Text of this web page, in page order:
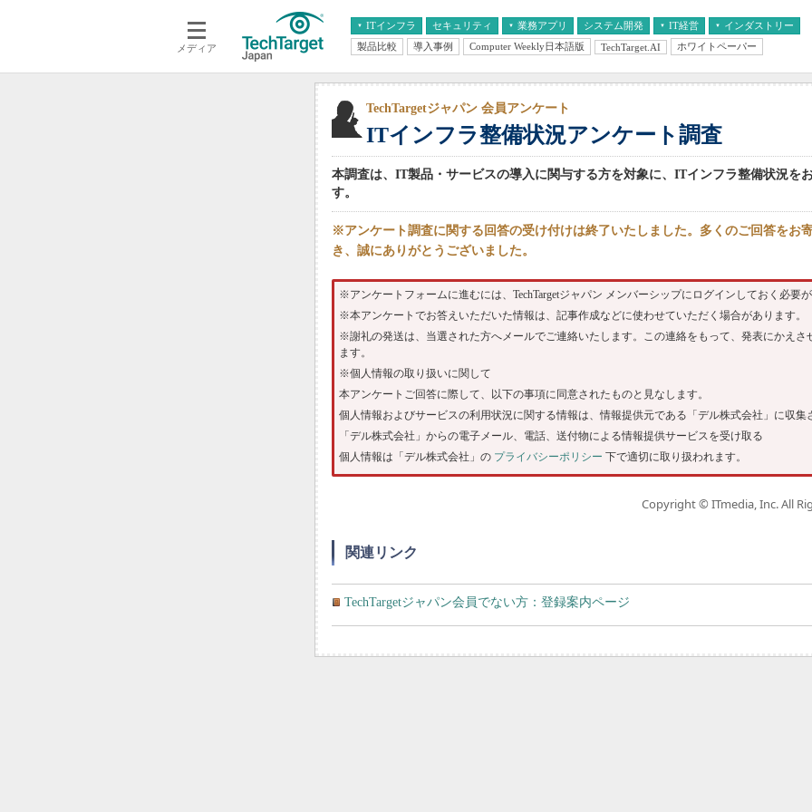
メディア
ITインフラ
クラウド
セキュリティ 業務アプリ
エンタープライズAI
ERP
データ分析
情報系システム
システム開発 IT経営
経営とIT
インダストリー
医療IT
製品比較 導入事例 Computer Weekly日本語版 TechTarget.AI ホワイトペーパー
ITインフラ整備状況アンケート調査
TechTargetジャパン 会員アンケート
本調査は、IT製品・サービスの導入に関与する方を対象に、ITインフラ整備状況を
す。
※アンケート調査に関する回答の受け付けは終了いたしました。多くのご回答をお
き、誠にありがとうございました。
※アンケートフォームに進むには、TechTargetジャパン メンバーシップにログインしておく必要が
※本アンケートでお答えいただいた情報は、記事作成などに使わせていただく場合があります。
※謝礼の発送は、当選された方へメールでご連絡いたします。この連絡をもって、発表にかえさ
ます。
※個人情報の取り扱いに関して
本アンケートご回答に際して、以下の事項に同意されたものと見なします。
個人情報およびサービスの利用状況に関する情報は、情報提供元である「デル株式会社」に収集
「デル株式会社」からの電子メール、電話、送付物による情報提供サービスを受け取る
個人情報は「デル株式会社」の プライバシーポリシー 下で適切に取り扱われます。
Copyright © ITmedia, Inc. All
関連リンク
TechTargetジャパン会員でない方：登録案内ページ